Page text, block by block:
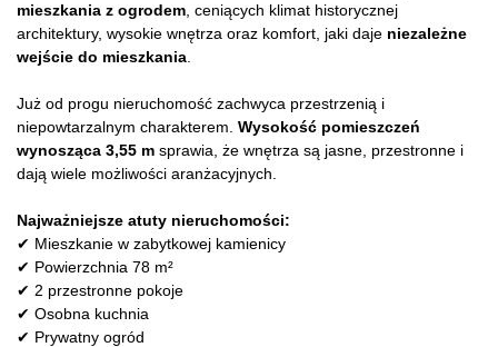
mieszkania z ogrodem , ceniących klimat historycznej
architektury, wysokie wnętrza oraz komfort, jaki daje niezależne
wejście do mieszkania
Już od progu nieruchomość zachwyca przestrzenią i
niepowtarzalnym charakterem. Wysokość pomieszczeń
wynosząca 3,55 m sprawia, że wnętrza są jasne, przestronne i
dają wiele możliwości aranżacyjnych.
Najważniejsze atuty nieruchomości:
✔ Mieszkanie w zabytkowej kamienicy
✔ Powierzchnia 78 m²
✔ 2 przestronne pokoje
✔ Osobna kuchnia
✔ Prywatny ogród